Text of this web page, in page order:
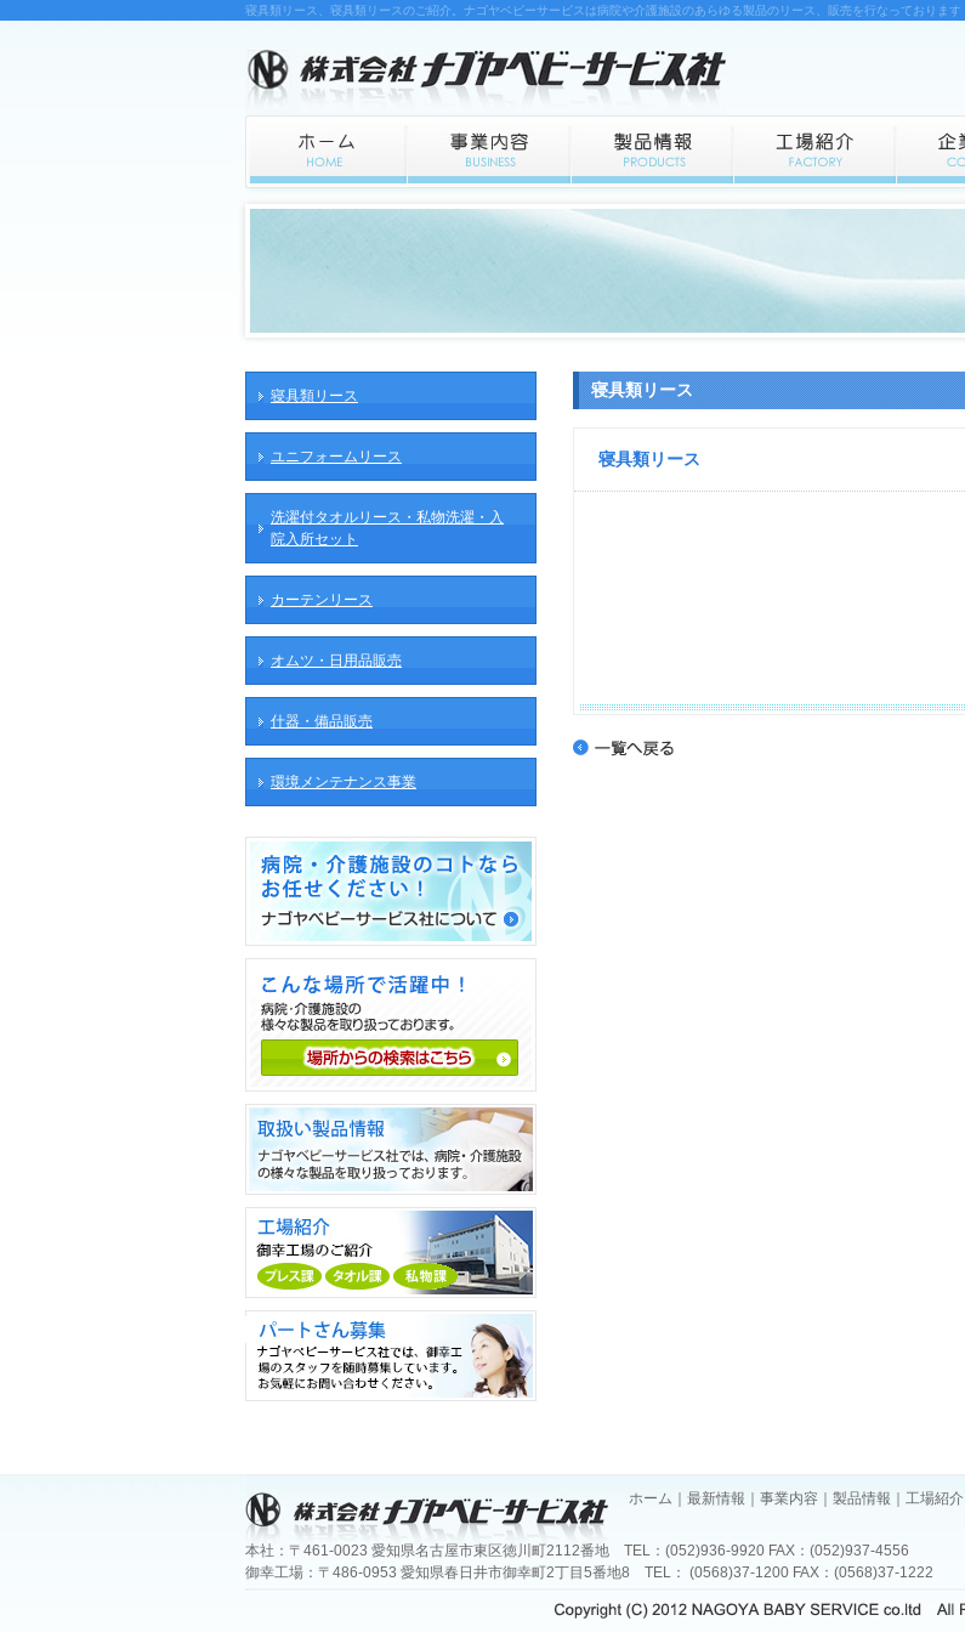
寝具類リース、寝具類リースのご紹介。ナゴヤベビーサービスは病院や介護施設のあらゆる製品のリース、販売を行なっております
寝具類リース
ユニフォームリース
洗濯付タオルリース・私物洗濯・入
院入所セット
カーテンリース
オムツ・日用品販売
什器・備品販売
環境メンテナンス事業
寝具類リース
寝具類リース
本社：〒461-0023 愛知県名古屋市東区徳川町2112番地 TEL：(052)936-9920 FAX：(052)937-4556
御幸工場：〒486-0953 愛知県春日井市御幸町2丁目5番地8 TEL： (0568)37-1200 FAX：(0568)37-1222
ホーム 最新情報 事業内容 製品情報 工場紹介